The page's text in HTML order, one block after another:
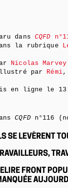
dans CQFD
la rubrique
Nicolas Marvey
par Rémi,
en ligne le
CQFDn°116
SE LEVÈRENT
FRONT